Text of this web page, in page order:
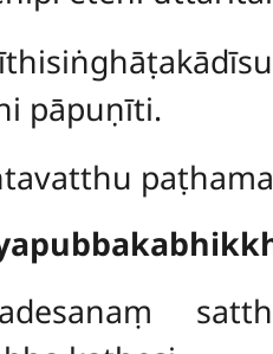
pāpuṇīti.